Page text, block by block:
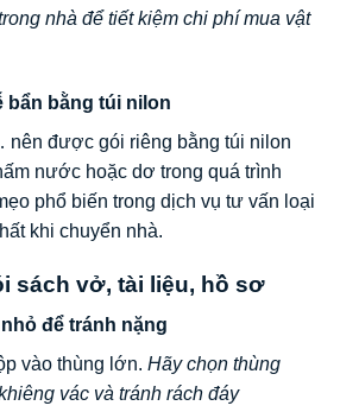
nhà để tiết kiệm chi phí mua vật
bẩn bằng túi nilon
nên được gói riêng bằng túi nilon
nước hoặc dơ trong quá trình
phổ biến trong dịch vụ tư vấn loại
khi chuyển nhà.
sách vở, tài liệu, hồ sơ
để tránh nặng
vào thùng lớn. Hãy chọn thùng
vác và tránh rách đáy